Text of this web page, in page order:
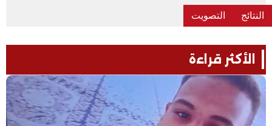
الأكثر قراءة